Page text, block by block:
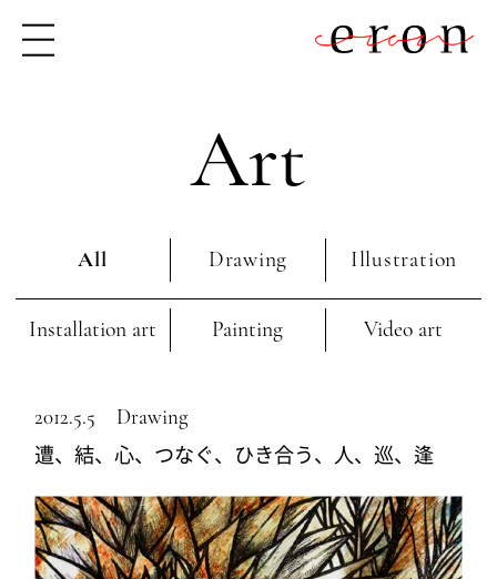
Art
All Drawing Illustration
Installation art Painting Video art
2012.5.5 Drawing
遭、結、心、つなぐ、ひき合う、人、巡、逢